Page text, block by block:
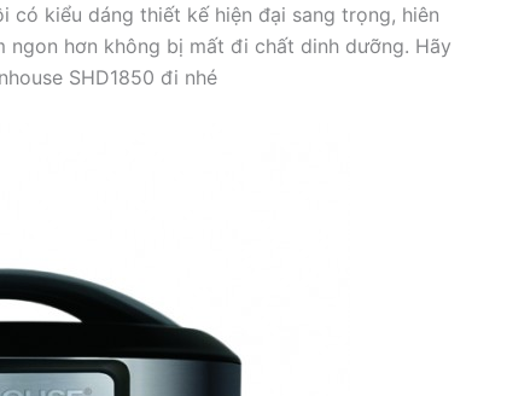
có kiểu dáng thiết kế hiện đại sang trọng, hiên
hơn không bị mất đi chất dinh dưỡng. Hãy
SHD1850 đi nhé